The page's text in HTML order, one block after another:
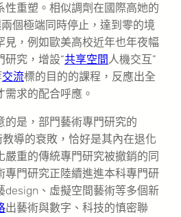
性重塑。相似調劑在國際高她的
兩個極端同時停止，達到零的境
見，例如歐美高校近年也年夜幅
研究，增設“共享空間人機交互”
交流標的目的的課程，反應出全
求的配合呼應。
的是，部門藝術專門研究的
教導的衰敗，恰好是其內在退化
嚴重的傳統專門研究被撤銷的同
專門研究正陸續進進本科專門研
design、虛擬空間藝術等多個新
出藝術與數字、科技的慎密聯